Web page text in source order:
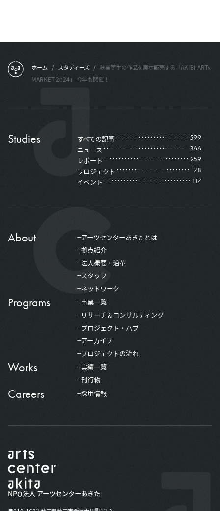
ホーム / スタディーズ /
秋美学生の作品を展示販売する「AKIBI ARTs
MARKET 2024」 今年も開催！
Studies すべての記事 599
ニュース 366
レポート 259
プロジェクト 178
イベント 117
About
アーツセンターあきたとは
拠点紹介
法人概要・沿革
スタッフ
ネットワーク
Programs
事業一覧
リサーチ＆コンサルティング
プロジェクト・ハブ
アーカイブ
プロジェクトの流れ
Works
実績一覧
刊行物
Careers 採用情報
NPO法人 アーツセンターあきた